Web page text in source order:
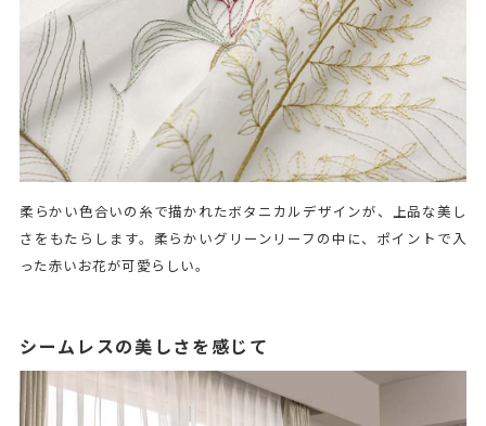
柔らかい色合いの糸で描かれたボタニカルデザインが、上品な美し
さをもたらします。柔らかいグリーンリーフの中に、ポイントで入
った赤いお花が可愛らしい。
シームレスの美しさを感じて